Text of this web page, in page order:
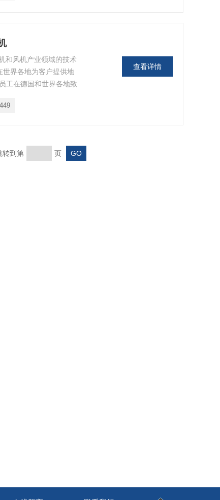
和风机产业领域的技术
世界各地为客户提供地
工在德国和世界各地致
不仅仅是高品质大规
查看详情
到第 页